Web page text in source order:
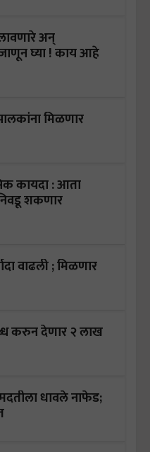
घ्या ! काय आहे
मिळणार
कायदा : आता
शकणार
; मिळणार
करुन देणार २ लाख
धावले नाफेड;